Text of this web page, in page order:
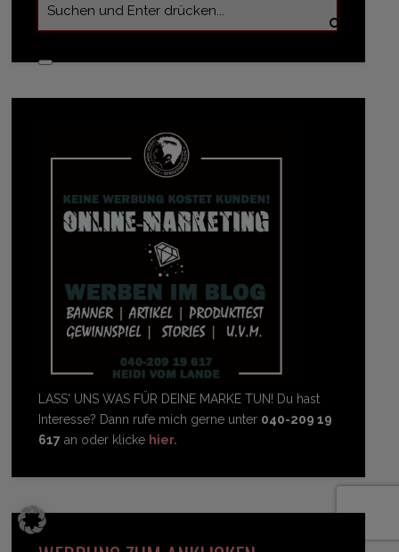
LASS' UNS WAS FÜR DEINE MARKE TUN! Du hast
Interesse? Dann rufe mich gerne unter 040-209 19
617 an oder klicke hier.